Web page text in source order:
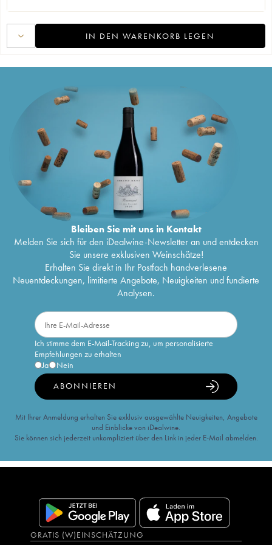
IN DEN WARENKORB LEGEN
Bleiben Sie mit uns in Kontakt
Melden Sie sich für den iDealwine-Newsletter an und entdecken
Sie unsere exklusiven Weinschätze!
Erhalten Sie direkt in Ihr Postfach handverlesene
Neuentdeckungen, limitierte Angebote, Neuigkeiten und fundierte
Analysen.
Ich stimme dem E-Mail-Tracking zu, um personalisierte
Empfehlungen zu erhalten
Ja
Nein
ABONNIEREN
Mit Ihrer Anmeldung erhalten Sie exklusiv ausgewählte Neuigkeiten, Angebote
und Einblicke von iDealwine.
Sie können sich jederzeit unkompliziert über den Link in jeder E-Mail abmelden.
GRATIS (W)EINSCHÄTZUNG